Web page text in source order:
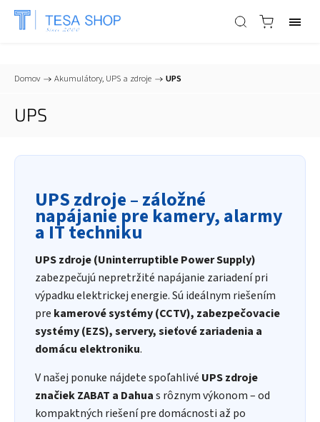
📞+421 903 553 805 info@tesa-systems.sk
Domov / Akumulátory, UPS a zdroje / UPS
UPS
UPS zdroje – záložné
napájanie pre kamery, alarmy
a IT techniku
UPS zdroje (Uninterruptible Power Supply)
zabezpečujú nepretržité napájanie zariadení pri
výpadku elektrickej energie. Sú ideálnym riešením
pre kamerové systémy (CCTV), zabezpečovacie
systémy (EZS), servery, sieťové zariadenia a
domácu elektroniku.
V našej ponuke nájdete spoľahlivé UPS zdroje
značiek ZABAT a Dahuas rôznym výkonom – od
kompaktných riešení pre domácnosti až po